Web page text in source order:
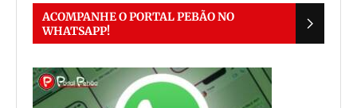
ACOMPANHE O PORTAL PEBÃO NO
WHATSAPP!